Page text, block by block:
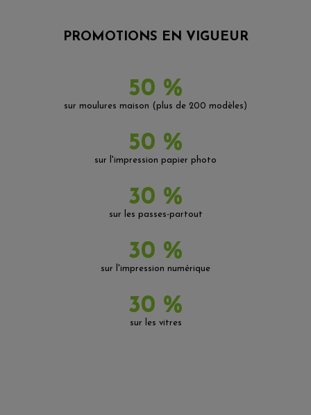
PROMOTIONS EN VIGUEUR
50 %
sur moulures maison (plus de 200 modèles)
50 %
sur l'impression papier photo
30 %
sur les passes-partout
30 %
sur l'impression numérique
30 %
sur les vitres